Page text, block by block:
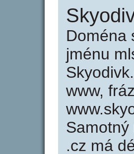
Doména
jménu
www,
Samotný
.cz má